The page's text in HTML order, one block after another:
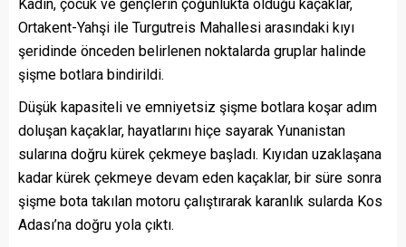
Kadın, çocuk ve gençlerin çoğunlukta olduğu kaçaklar,
Ortakent-Yahşi ile Turgutreis Mahallesi arasındaki kıyı
şeridinde önceden belirlenen noktalarda gruplar halinde
şişme botlara bindirildi.
Düşük kapasiteli ve emniyetsiz şişme botlara koşar adım
doluşan kaçaklar, hayatlarını hiçe sayarak Yunanistan
sularına doğru kürek çekmeye başladı. Kıyıdan uzaklaşana
kadar kürek çekmeye devam eden kaçaklar, bir süre sonra
şişme bota takılan motoru çalıştırarak karanlık sularda Kos
Adası’na doğru yola çıktı.